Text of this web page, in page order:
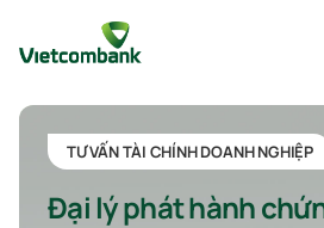
TƯ VẤN TÀI CHÍNH DOANH NGHIỆP
Đại lý phát hành